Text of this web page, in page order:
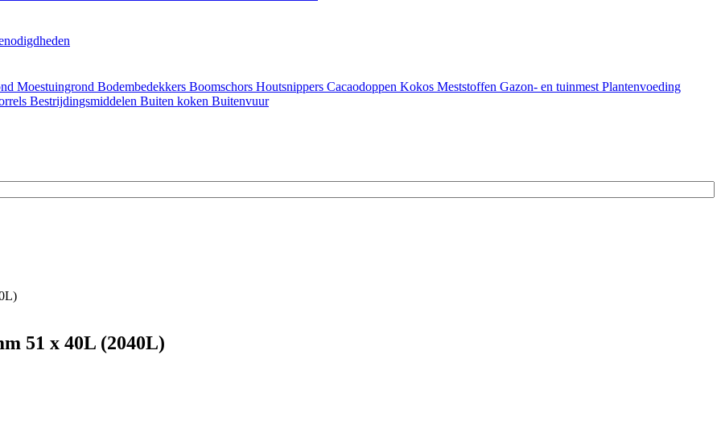
Moestuingrond Bodembedekkers Boomschors Houtsnippers Cacaodoppen Kokos Meststoffen Gazon- en tuinmest Plantenvoeding
Bestrijdingsmiddelen Buiten koken Buitenvuur
51 x 40L (2040L)